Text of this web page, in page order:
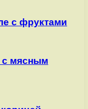
с фруктами
с мясным